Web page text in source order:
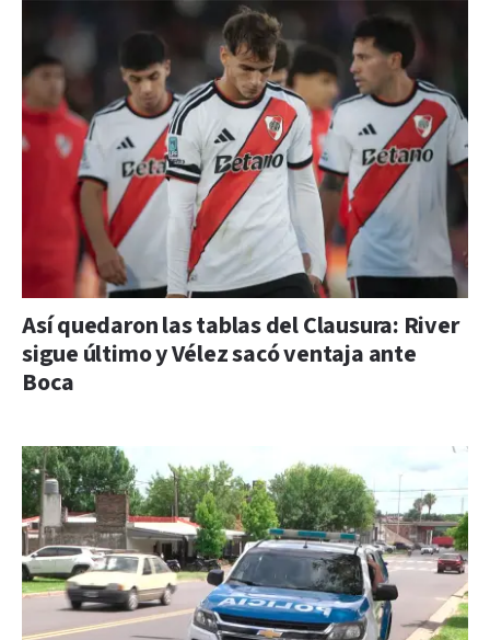
Así quedaron las tablas del Clausura: River
sigue último y Vélez sacó ventaja ante
Boca